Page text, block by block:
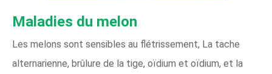
Maladies du melon
Les melons sont sensibles au flétrissement, La tache
alternarienne, brûlure de la tige, oïdium et oïdium, et la